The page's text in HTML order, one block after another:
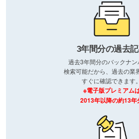
3年間分の過去
過去3年間分のバックナン
検索可能だから、過去の業
すぐに確認できます。
※電子版プレミアム
2013年以降の約13年